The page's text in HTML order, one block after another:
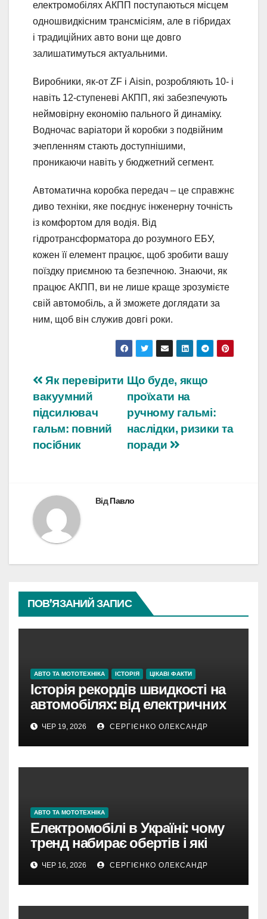
електромобілях АКПП поступаються місцем
одношвидкісним трансмісіям, але в гібридах
і традиційних авто вони ще довго
залишатимуться актуальними.
Виробники, як-от ZF і Aisin, розробляють 10- і
навіть 12-ступеневі АКПП, які забезпечують
неймовірну економію пального й динаміку.
Водночас варіатори й коробки з подвійним
зчепленням стають доступнішими,
проникаючи навіть у бюджетний сегмент.
Автоматична коробка передач – це справжнє
диво техніки, яке поєднує інженерну точність
із комфортом для водія. Від
гідротрансформатора до розумного ЕБУ,
кожен її елемент працює, щоб зробити вашу
поїздку приємною та безпечною. Знаючи, як
працює АКПП, ви не лише краще зрозумієте
свій автомобіль, а й зможете доглядати за
ним, щоб він служив довгі роки.
Навігація
записів
Що буде, якщо
проїхати на
ручному гальмі:
наслідки, ризики та
поради
Як перевірити
вакуумний
підсилювач
гальм: повний
посібник
ВідПавло
ПОВ’ЯЗАНИЙ ЗАПИС
АВТО ТА МОТОТЕХНІКА ІСТОРІЯ ЦІКАВІ ФАКТИ
Історія рекордів швидкості на
автомобілях: від електричних
екіпажів до надзвукових
монстрів
ЧЕР 19, 2026 СЕРГІЄНКО ОЛЕКСАНДР
АВТО ТА МОТОТЕХНІКА
Електромобілі в Україні: чому
тренд набирає обертів і які
ризики варто враховувати
ЧЕР 16, 2026 СЕРГІЄНКО ОЛЕКСАНДР